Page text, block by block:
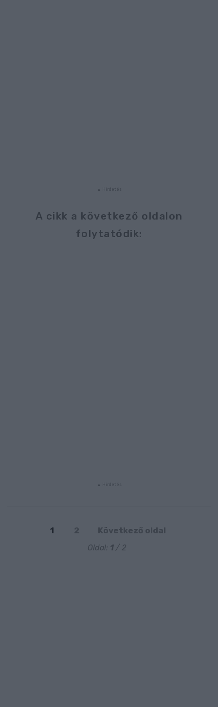
A cikk a következő oldalon
folytatódik:
1 2 Következő oldal
Oldal: 1/ 2